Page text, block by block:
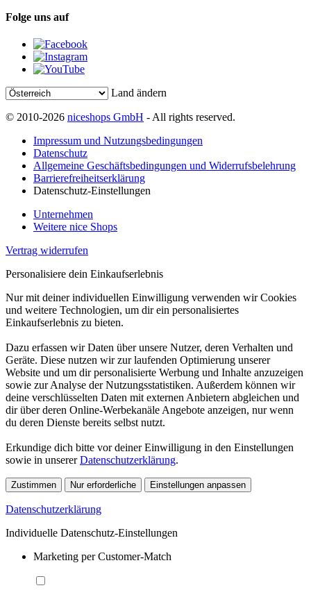
Folge uns auf
Land ändern
© 2010-2026 niceshops GmbH - All rights reserved.
Impressum und Nutzungsbedingungen
Datenschutz
Allgemeine Geschäftsbedingungen und Widerrufsbelehrung
Barrierefreiheitserklärung
Datenschutz-Einstellungen
Unternehmen
Weitere nice Shops
Vertrag widerrufen
Personalisiere dein Einkaufserlebnis
Nur mit deiner individuellen Einwilligung verwenden wir Cookies
und weitere Technologien, um dir ein personalisiertes
Einkaufserlebnis zu bieten.
Dazu erfassen wir Daten über unsere Nutzer, deren Verhalten und
Geräte. Diese nutzen wir zur laufenden Optimierung unserer
Website und um dir personalisierte Werbung und Inhalte anzuzeigen
sowie zur Analyse der Nutzungsstatistiken. Außerdem können wir
deine verschlüsselten Daten mit externen Anbietern abgleichen und
dir über deren Online-Werbekanäle Angebote anzeigen, nur wenn
du deren Dienste bereits selbst nutzt.
Erkundige dich bitte vor deiner Einwilligung in den Einstellungen
sowie in unsererDatenschutzerklärung.
Zustimmen Nur erforderliche Einstellungen anpassen
Datenschutzerklärung
Individuelle Datenschutz-Einstellungen
Marketing per Customer-Match